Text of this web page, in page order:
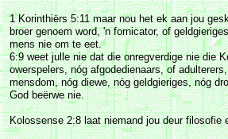
1 Korinthiërs 5:11 maar nou het ek aan jou
broer genoem word, 'n fornicator, of
mens nie om te eet.
6:9 weet julle nie dat die onregverdige nie die
owerspelers, nóg afgodedienaars, of
mensdom, nóg diewe, nóg geldgieriges, nóg
God beërwe nie.
Kolossense 2:8 laat niemand jou deur filosofie